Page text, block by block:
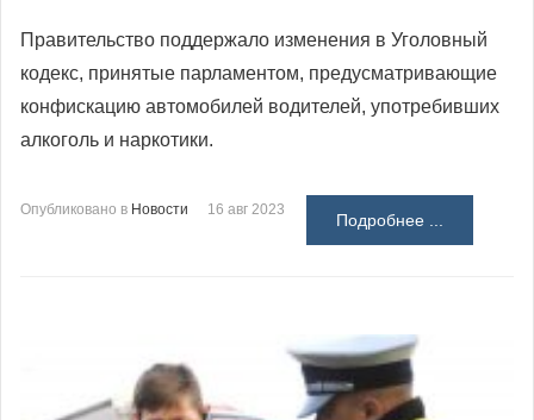
Правительство поддержало изменения в Уголовный
кодекс, принятые парламентом, предусматривающие
конфискацию автомобилей водителей, употребивших
алкоголь и наркотики.
Опубликовано в Новости 16 авг 2023
Подробнее ...